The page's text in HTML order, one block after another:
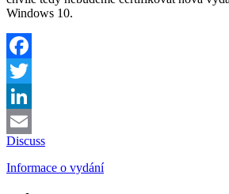
Windows 10.
Facebook
Twitter
LinkedIn
Email
Discuss
Informace o vydání